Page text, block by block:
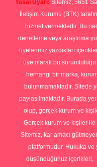
Yasal Uyarı: Sitemiz, 5651
İletişim Kurumu (BTK)
hizmet vermektedir. Bu
denetleme veya araştırma
üyelerimiz yazdıkları
üye olarak bu sorumluluğu
herhangi bir marka,
bulunmamaktadır. Sitede
paylaşılmaktadır. Burada
olup, gerçek kurum ve
Gerçek kurum ve kişiler
Sitemiz, kar amacı
platformudur. Hukuka ve
düşündüğünüz içerikleri,